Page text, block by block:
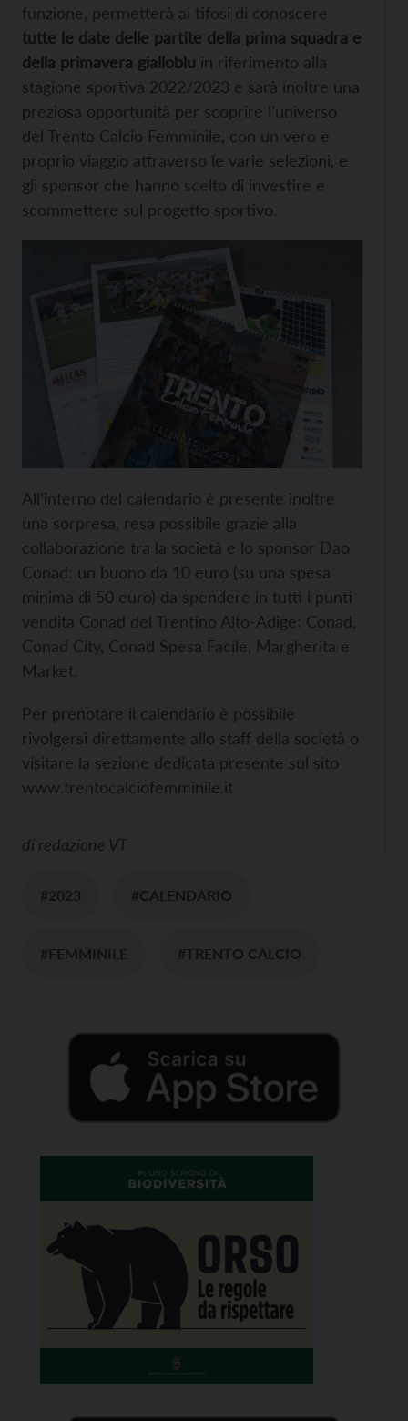
funzione, permetterà ai tifosi di conoscere
tutte le date delle partite della prima squadra e
della primavera gialloblu in riferimento alla
stagione sportiva 2022/2023 e sarà inoltre una
preziosa opportunità per scoprire l’universo
del Trento Calcio Femminile, con un vero e
proprio viaggio attraverso le varie selezioni, e
gli sponsor che hanno scelto di investire e
scommettere sul progetto sportivo.
All’interno del calendario è presente inoltre
una sorpresa, resa possibile grazie alla
collaborazione tra la società e lo sponsor Dao
Conad: un buono da 10 euro (su una spesa
minima di 50 euro) da spendere in tutti i punti
vendita Conad del Trentino Alto-Adige: Conad,
Conad City, Conad Spesa Facile, Margherita e
Market.
Per prenotare il calendario è possibile
rivolgersi direttamente allo staff della società o
visitare la sezione dedicata presente sul sito
www.trentocalciofemminile.it
di redazione VT
#2023 #CALENDARIO
#FEMMINILE #TRENTO CALCIO